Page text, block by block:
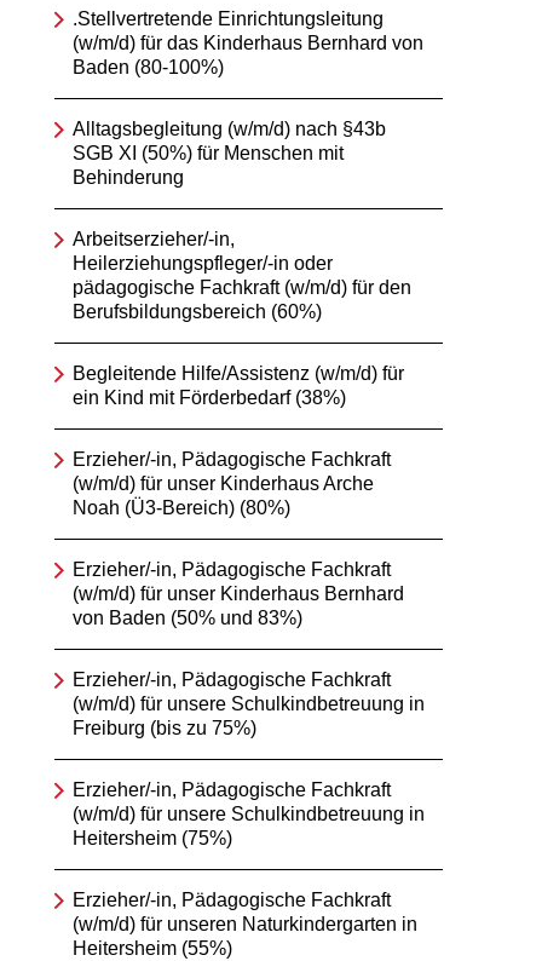
.Stellvertretende Einrichtungsleitung
(w/m/d) für das Kinderhaus Bernhard von
Baden (80-100%)
Alltagsbegleitung (w/m/d) nach §43b
SGB XI (50%) für Menschen mit
Behinderung
Arbeitserzieher/-in,
Heilerziehungspfleger/-in oder
pädagogische Fachkraft (w/m/d) für den
Berufsbildungsbereich (60%)
Begleitende Hilfe/Assistenz (w/m/d) für
ein Kind mit Förderbedarf (38%)
Erzieher/-in, Pädagogische Fachkraft
(w/m/d) für unser Kinderhaus Arche
Noah (Ü3-Bereich) (80%)
Erzieher/-in, Pädagogische Fachkraft
(w/m/d) für unser Kinderhaus Bernhard
von Baden (50% und 83%)
Erzieher/-in, Pädagogische Fachkraft
(w/m/d) für unsere Schulkindbetreuung in
Freiburg (bis zu 75%)
Erzieher/-in, Pädagogische Fachkraft
(w/m/d) für unsere Schulkindbetreuung in
Heitersheim (75%)
Erzieher/-in, Pädagogische Fachkraft
(w/m/d) für unseren Naturkindergarten in
Heitersheim (55%)